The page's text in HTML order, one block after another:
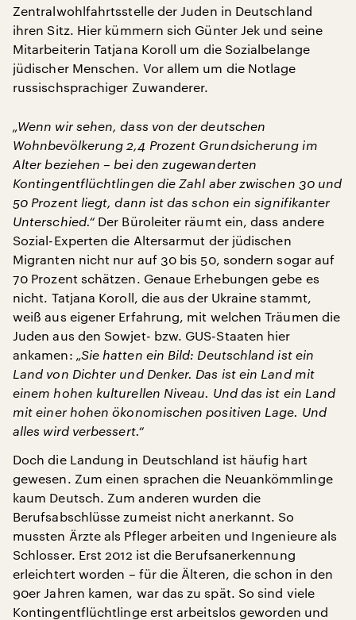
Zentralwohlfahrtsstelle der Juden in Deutschland
ihren Sitz. Hier kümmern sich Günter Jek und seine
Mitarbeiterin Tatjana Koroll um die Sozialbelange
jüdischer Menschen. Vor allem um die Notlage
russischsprachiger Zuwanderer.
„Wenn wir sehen, dass von der deutschen
Wohnbevölkerung 2,4 Prozent Grundsicherung im
Alter beziehen – bei den zugewanderten
Kontingentflüchtlingen die Zahl aber zwischen 30 und
50 Prozent liegt, dann ist das schon ein signifikanter
Unterschied.“ Der Büroleiter räumt ein, dass andere
Sozial-Experten die Altersarmut der jüdischen
Migranten nicht nur auf 30 bis 50, sondern sogar auf
70 Prozent schätzen. Genaue Erhebungen gebe es
nicht. Tatjana Koroll, die aus der Ukraine stammt,
weiß aus eigener Erfahrung, mit welchen Träumen die
Juden aus den Sowjet- bzw. GUS-Staaten hier
ankamen: „Sie hatten ein Bild: Deutschland ist ein
Land von Dichter und Denker. Das ist ein Land mit
einem hohen kulturellen Niveau. Und das ist ein Land
mit einer hohen ökonomischen positiven Lage. Und
alles wird verbessert.“
Doch die Landung in Deutschland ist häufig hart
gewesen. Zum einen sprachen die Neuankömmlinge
kaum Deutsch. Zum anderen wurden die
Berufsabschlüsse zumeist nicht anerkannt. So
mussten Ärzte als Pfleger arbeiten und Ingenieure als
Schlosser. Erst 2012 ist die Berufsanerkennung
erleichtert worden – für die Älteren, die schon in den
90er Jahren kamen, war das zu spät. So sind viele
Kontingentflüchtlinge erst arbeitslos geworden und